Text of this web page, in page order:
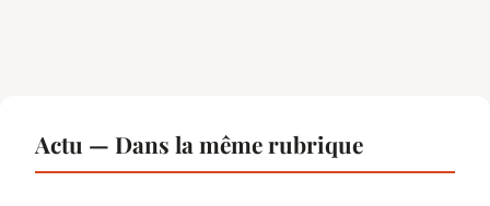
Actu — Dans la même rubrique